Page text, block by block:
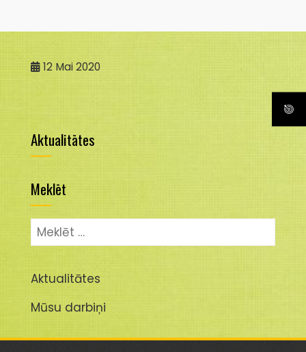
12 Mai 2020
Aktualitātes
Meklēt
Meklēt:
Aktualitātes
Mūsu darbiņi